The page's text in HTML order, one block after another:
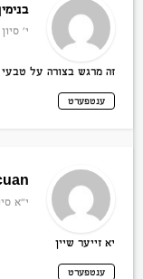
י׳
זה מרגש בצורה על טבעי
ענטפערט
י״א
יא זייער שיין
ענטפערט